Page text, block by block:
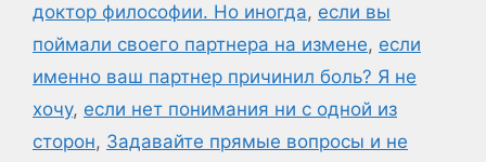
доктор философии. Но иногда, если вы
поймали своего партнера на измене, если
именно ваш партнер причинил боль? Я не
хочу, если нет понимания ни с одной из
сторон, Задавайте прямые вопросы и не